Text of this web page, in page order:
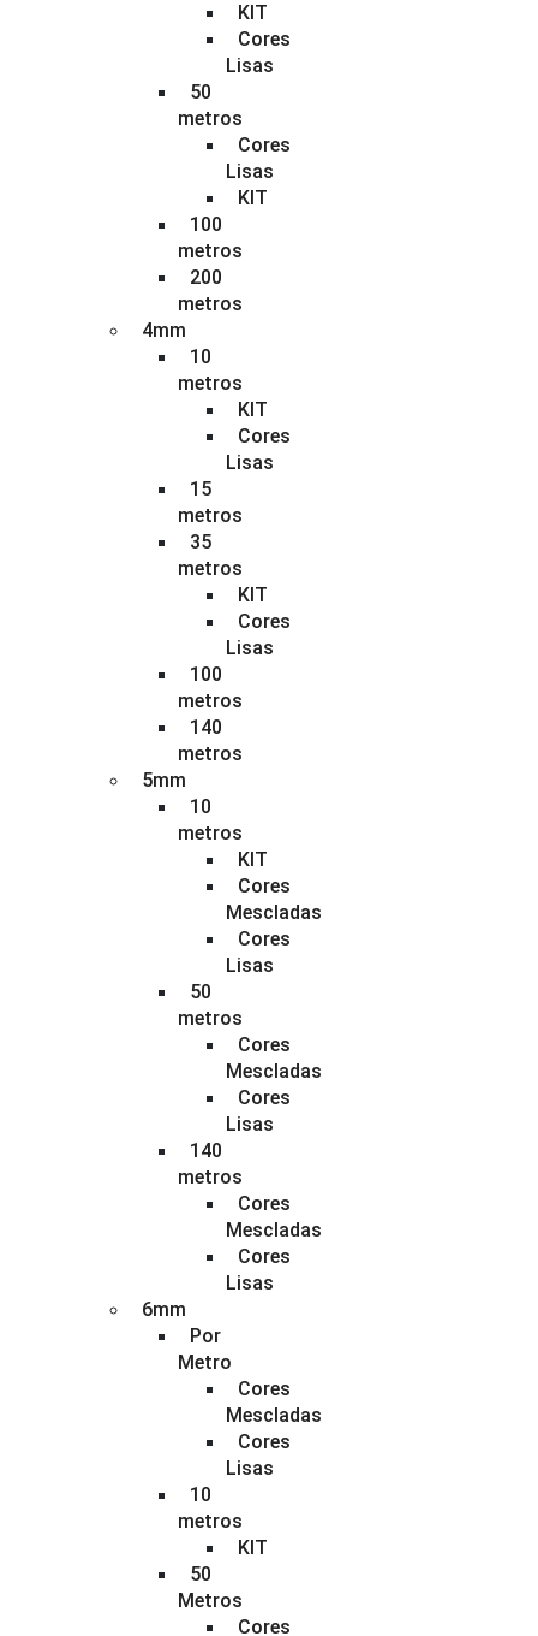
KIT
Cores
Lisas
50
metros
Cores
Lisas
KIT
100
metros
200
metros
4mm
10
metros
KIT
Cores
Lisas
15
metros
35
metros
KIT
Cores
Lisas
100
metros
140
metros
5mm
10
metros
KIT
Cores
Mescladas
Cores
Lisas
50
metros
Cores
Mescladas
Cores
Lisas
140
metros
Cores
Mescladas
Cores
Lisas
6mm
Por
Metro
Cores
Mescladas
Cores
Lisas
10
metros
KIT
50
Metros
Cores